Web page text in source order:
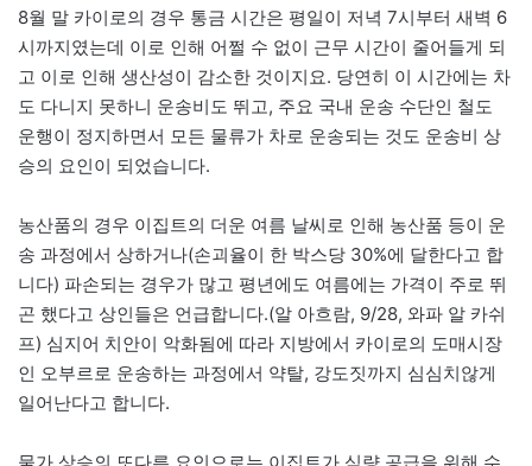
8월 말 카이로의 경우 통금 시간은 평일이 저녁 7시부터 새벽 6
시까지였는데 이로 인해 어쩔 수 없이 근무 시간이 줄어들게 되
고 이로 인해 생산성이 감소한 것이지요. 당연히 이 시간에는 차
도 다니지 못하니 운송비도 뛰고, 주요 국내 운송 수단인 철도
운행이 정지하면서 모든 물류가 차로 운송되는 것도 운송비 상
승의 요인이 되었습니다.
농산품의 경우 이집트의 더운 여름 날씨로 인해 농산품 등이 운
송 과정에서 상하거나(손괴율이 한 박스당 30%에 달한다고 합
니다) 파손되는 경우가 많고 평년에도 여름에는 가격이 주로 뛰
곤 했다고 상인들은 언급합니다.(알 아흐람, 9/28, 와파 알 카쉬
프) 심지어 치안이 악화됨에 따라 지방에서 카이로의 도매시장
인 오부르로 운송하는 과정에서 약탈, 강도짓까지 심심치않게
일어난다고 합니다.